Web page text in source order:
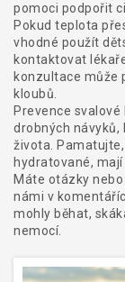
pomoci podpořit
Pokud teplota
vhodné použít
kontaktovat
konzultace může
kloubů.
Prevence
drobných návyků,
života.
hydratované,
Máte otázky
námi v
mohly běhat,
nemocí.